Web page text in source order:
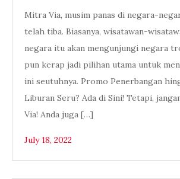
Mitra Via, musim panas di negara-
telah tiba. Biasanya, wisatawan-
negara itu akan mengunjungi negara
pun kerap jadi pilihan utama untuk
ini seutuhnya. Promo Penerbangan
Liburan Seru? Ada di Sini! Tetapi,
Via! Anda juga […]
July 18, 2022